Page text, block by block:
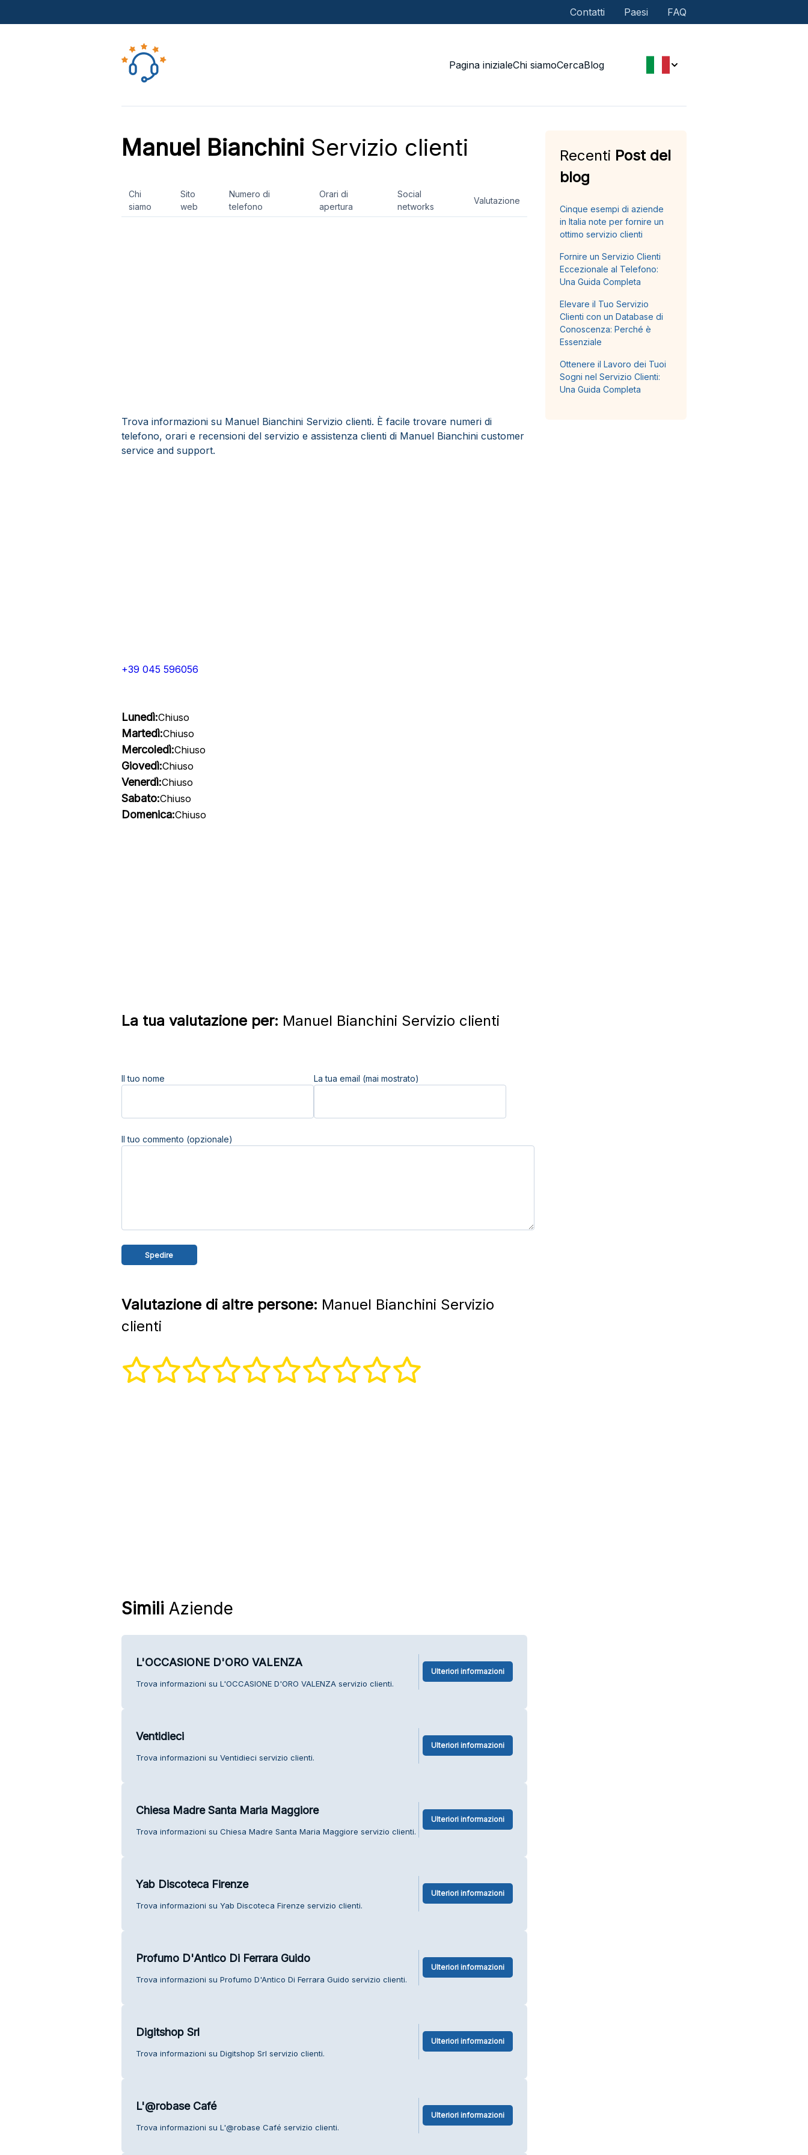
Contatti Paesi FAQ
Pagina inizialeChi siamoCercaBlog
Manuel BianchiniServizio clienti
Chi
siamo
Sito
web
Numero di
telefono
Orari di
apertura
Social
networks
Valutazione
Trova informazioni su Manuel Bianchini Servizio clienti. È facile trovare numeri di
telefono, orari e recensioni del servizio e assistenza clienti di Manuel Bianchini customer
service and support.
+39 045 596056
Lunedì:Chiuso
Martedì:Chiuso
Mercoledì:Chiuso
Giovedì:Chiuso
Venerdì:Chiuso
Sabato:Chiuso
Domenica:Chiuso
La tua valutazione per: Manuel Bianchini Servizio clienti
Il tuo nome La tua email (mai mostrato)
Il tuo commento (opzionale)
Valutazione di altre persone: Manuel Bianchini Servizio
clienti
SimiliAziende
L'OCCASIONE D'ORO VALENZA
Trova informazioni su L'OCCASIONE D'ORO VALENZA servizio clienti.
Ulteriori informazioni
Ventidieci
Trova informazioni su Ventidieci servizio clienti.
Ulteriori informazioni
Chiesa Madre Santa Maria Maggiore
Trova informazioni su Chiesa Madre Santa Maria Maggiore servizio clienti.
Ulteriori informazioni
Yab Discoteca Firenze
Trova informazioni su Yab Discoteca Firenze servizio clienti.
Ulteriori informazioni
Profumo D'Antico Di Ferrara Guido
Trova informazioni su Profumo D'Antico Di Ferrara Guido servizio clienti.
Ulteriori informazioni
Digitshop Srl
Trova informazioni su Digitshop Srl servizio clienti.
Ulteriori informazioni
L'@robase Café
Trova informazioni su L'@robase Café servizio clienti.
Ulteriori informazioni
Recenti Post del
blog
Cinque esempi di aziende
in Italia note per fornire un
ottimo servizio clienti
Fornire un Servizio Clienti
Eccezionale al Telefono:
Una Guida Completa
Elevare il Tuo Servizio
Clienti con un Database di
Conoscenza: Perché è
Essenziale
Ottenere il Lavoro dei Tuoi
Sogni nel Servizio Clienti:
Una Guida Completa